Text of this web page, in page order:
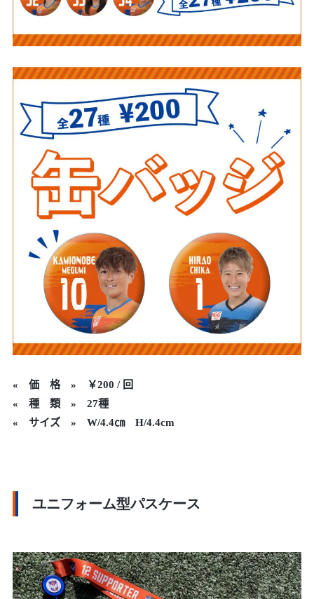
« 価 格 »
￥200 / 回
« 種 類 » 27種
« サイズ » W/4.4㎝ H/4.4cm
ユニフォーム型パスケース